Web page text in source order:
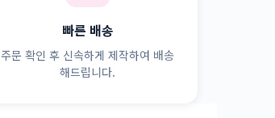
빠른 배송
주문 확인 후 신속하게 제작하여 배송
해드립니다.